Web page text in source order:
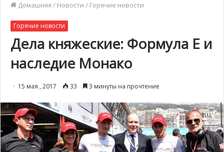
Домашняя / Новости / Горячие новости
Горячие новости
Дела княжеские: Формула Е и
наследие Монако
15 мая , 2017 33 3 минуты на прочтение